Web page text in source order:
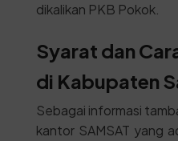
dikalikan PKB Pokok.
Syarat dan
di Kabupaten
Sebagai informasi
kantor SAMSAT yang